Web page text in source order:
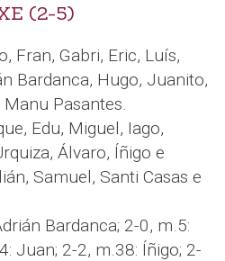
(2-5)
Fran, Gabri, Eric, Luís,
Bardanca, Hugo, Juanito,
Pasantes.
Edu, Miguel, Iago,
Álvaro, Íñigo e
Samuel, Santi Casas e
Bardanca; 2-0, m.5:
Juan; 2-2, m.38: Íñigo; 2-